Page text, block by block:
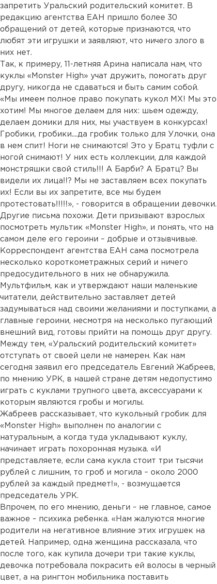
запретить Уральский родительский комитет. В
редакцию агентства ЕАН пришло более 30
обращений от детей, которые признаются, что
любят эти игрушки и заявляют, что ничего злого в
них нет.
Так, к примеру, 11-летняя Арина написала нам, что
куклы «Monster High» учат дружить, помогать друг
другу, никогда не сдаваться и быть самим собой.
«Мы имеем полное право покупать кукол МХ! Мы это
хотим! Мы многое делаем для них: шьем одежду,
делаем домики для них, мы участвуем в конкурсах!
Гробики, гробики....да гробик только для Улочки, она
в нем спит! Ноги не снимаются! Это у Братц туфли с
ногой снимают! У них есть коллекции, для каждой
монстряшки свой стиль!!! А Барби? А Братц? Вы
видели их лица!!? Мы не заставляем всех покупать
их! Если вы их запретите, все мы будем
протестовать!!!!!», - говорится в обращении девочки.
Другие письма похожи. Дети призывают взрослых
посмотреть мультик «Monster High», и понять, что на
самом деле его героини – добрые и отзывчивые.
Корреспондент агентства ЕАН сама посмотрела
несколько короткометражных серий и ничего
предосудительного в них не обнаружила.
Мультфильм, как и утверждают наши маленькие
читатели, действительно заставляет детей
задумываться над своими желаниями и поступками, а
главные героини, несмотря на несколько пугающий
внешний вид, готовы прийти на помощь друг другу.
Между тем, «Уральский родительский комитет»
отступать от своей цели не намерен. Как нам
сегодня заявил его председатель Евгений Жабреев,
по мнению УРК, в нашей стране детям недопустимо
играть с куклами трупного цвета, аксессуарами к
которым являются гробы и могилы.
Жабреев рассказывает, что кукольный гробик для
«Monster High» выполнен по аналогии с
натуральным, а когда туда укладывают куклу,
начинает играть похоронная музыка. «И
представляете, если сама кукла стоит три тысячи
рублей с лишним, то гроб и могила – около 2000
рублей за каждый предмет!», - возмущается
председатель УРК.
Впрочем, по его мнению, деньги – не главное, самое
важное – психика ребенка. «Нам жалуются многие
родители на негативное влияние этих игрушек на
детей. Например, одна женщина рассказала, что
после того, как купила дочери три такие куклы,
девочка потребовала покрасить ей волосы в черный
цвет, а на рингтон мобильника поставить